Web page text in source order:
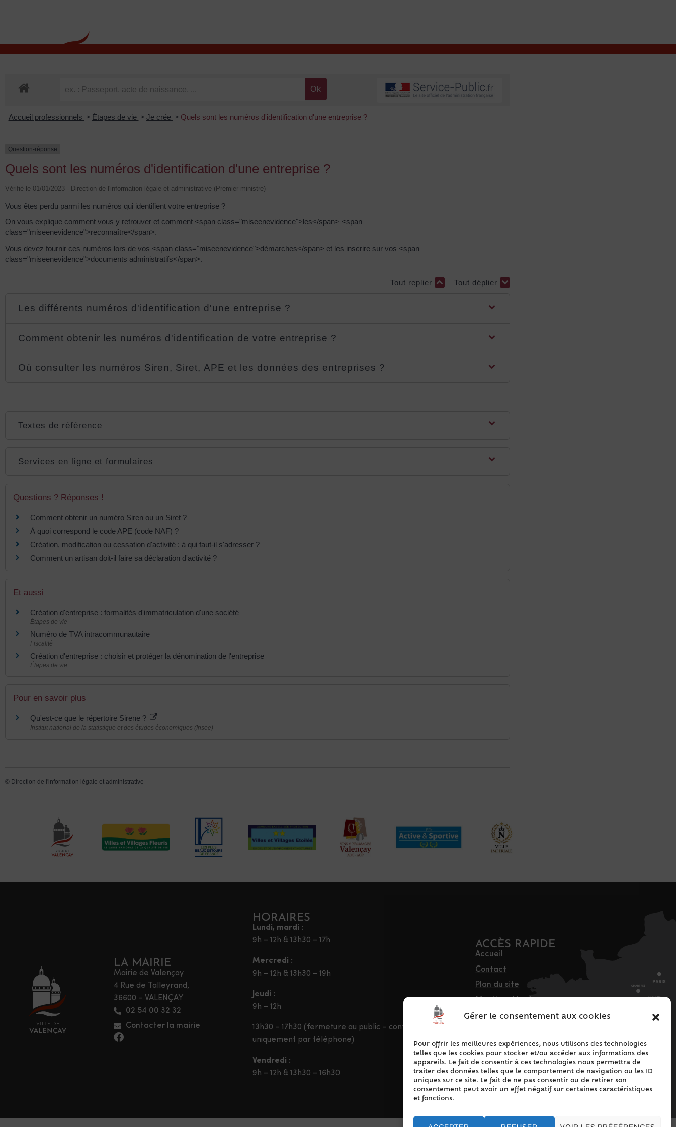
Gérer le consentement aux cookies
Pour offrir les meilleures expériences, nous utilisons des technologies
telles que les cookies pour stocker et/ou accéder aux informations des
appareils. Le fait de consentir à ces technologies nous permettra de
traiter des données telles que le comportement de navigation ou les ID
uniques sur ce site. Le fait de ne pas consentir ou de retirer son
consentement peut avoir un effet négatif sur certaines caractéristiques
et fonctions.
Accueil professionnels > Étapes de vie > Je crée > Quels sont les numéros d'identification d'une entreprise ?
Question-réponse
Quels sont les numéros d'identification d'une entreprise ?
Vérifié le 01/01/2023 - Direction de l'information légale et administrative (Premier ministre)
Vous êtes perdu parmi les numéros qui identifient votre entreprise ?
On vous explique comment vous y retrouver et comment <span class="miseenevidence">les</span> <span
class="miseenevidence">reconnaître</span>.
Vous devez fournir ces numéros lors de vos <span class="miseenevidence">démarches</span> et les inscrire sur vos <span
class="miseenevidence">documents administratifs</span>.
Tout replier Tout déplier
Les différents numéros d'identification d'une entreprise ?
Comment obtenir les numéros d'identification de votre entreprise ?
Où consulter les numéros Siren, Siret, APE et les données des entreprises ?
Textes de référence
Services en ligne et formulaires
Questions ? Réponses !
Comment obtenir un numéro Siren ou un Siret ?
À quoi correspond le code APE (code NAF) ?
Création, modification ou cessation d'activité : à qui faut-il s'adresser ?
Comment un artisan doit-il faire sa déclaration d'activité ?
Et aussi
Création d'entreprise : formalités d'immatriculation d'une société
Étapes de vie
Numéro de TVA intracommunautaire
Fiscalité
Création d'entreprise : choisir et protéger la dénomination de l'entreprise
Étapes de vie
Pour en savoir plus
Qu'est-ce que le répertoire Sirene ?
Institut national de la statistique et des études économiques (Insee)
© Direction de l'information légale et administrative
LA MAIRIE
Mairie de Valençay
4 Rue de Talleyrand,
36600 – VALENÇAY
02 54 00 32 32
Contacter la mairie
HORAIRES
Lundi, mardi :
9h – 12h & 13h30 – 17h
Mercredi :
9h – 12h & 13h30 – 19h
Jeudi :
9h – 12h
13h30 – 17h30 (fermeture au public – contact
uniquement par téléphone)
Vendredi :
9h – 12h & 13h30 – 16h30
ACCÈS RAPIDE
Accueil
Contact
Plan du site
Mentions légales
Traitement des
Politique de cookies
(UE)